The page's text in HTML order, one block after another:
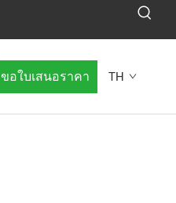
ขอใบเสนอราคา TH